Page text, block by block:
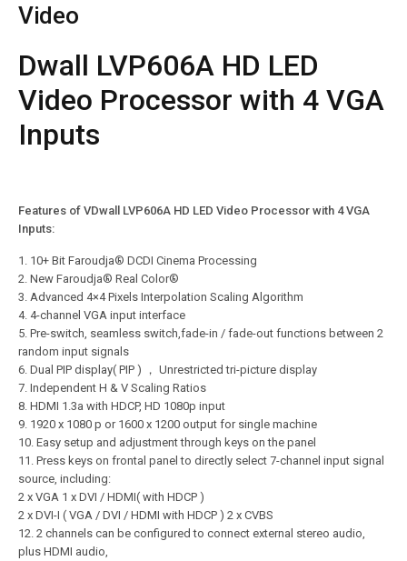
Video
Dwall LVP606A HD LED
Video Processor with 4 VGA
Inputs
Features of VDwall LVP606A HD LED Video Processor with 4 VGA
Inputs:
1. 10+ Bit Faroudja® DCDI Cinema Processing
2. New Faroudja® Real Color®
3. Advanced 4×4 Pixels Interpolation Scaling Algorithm
4. 4-channel VGA input interface
5. Pre-switch, seamless switch,fade-in / fade-out functions between 2
random input signals
6. Dual PIP display( PIP ) ， Unrestricted tri-picture display
7. Independent H & V Scaling Ratios
8. HDMI 1.3a with HDCP, HD 1080p input
9. 1920 x 1080 p or 1600 x 1200 output for single machine
10. Easy setup and adjustment through keys on the panel
11. Press keys on frontal panel to directly select 7-channel input signal
source, including:
2 x VGA 1 x DVI / HDMI( with HDCP )
2 x DVI-I ( VGA / DVI / HDMI with HDCP ) 2 x CVBS
12. 2 channels can be configured to connect external stereo audio,
plus HDMI audio,